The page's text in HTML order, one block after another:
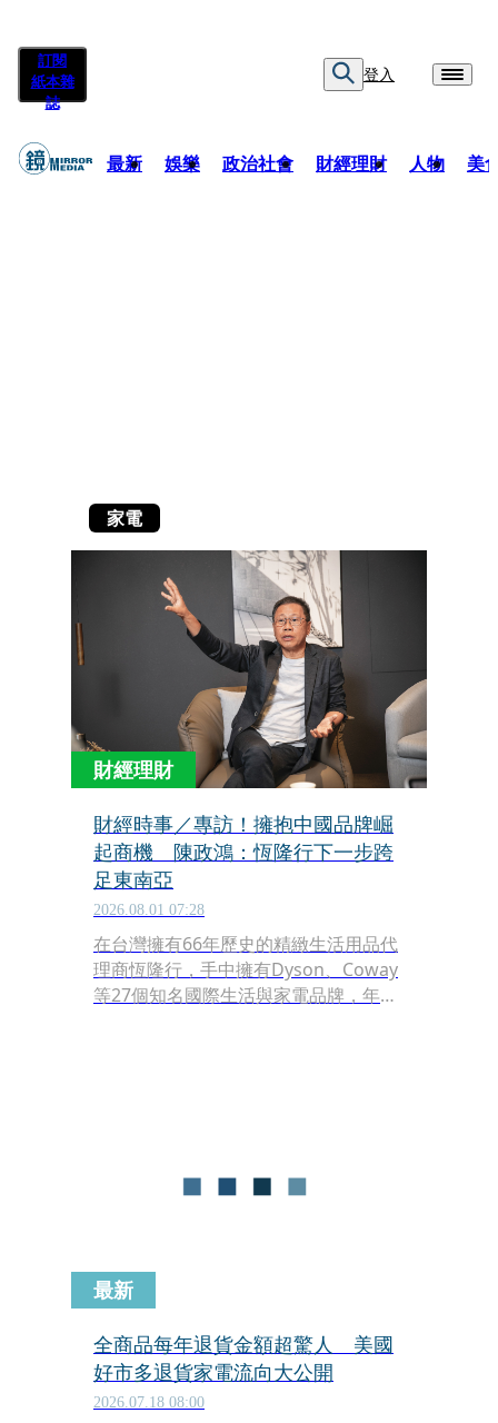
訂閱
紙本雜
誌
登入
最新 娛樂 政治社會 財經理財 人物 美
家電
財經理財
財經時事／專訪！擁抱中國品牌崛
起商機 陳政鴻：恆隆行下一步跨
足東南亞
2026.08.01 07:28
在台灣擁有66年歷史的精緻生活用品代
理商恆隆行，手中擁有Dyson、Coway
等27個知名國際生活與家電品牌，年營
以藍海策略突圍，並首度透露公司的下
一步，將出海跨足東南亞市場。
最新
全商品每年退貨金額超驚人 美國
好市多退貨家電流向大公開
2026.07.18 08:00